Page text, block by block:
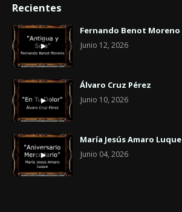
Recientes
Fernando Benot Moreno
Junio 12, 2026
Álvaro Cruz Pérez
Junio 10, 2026
María Jesús Amaro Luque
Junio 04, 2026